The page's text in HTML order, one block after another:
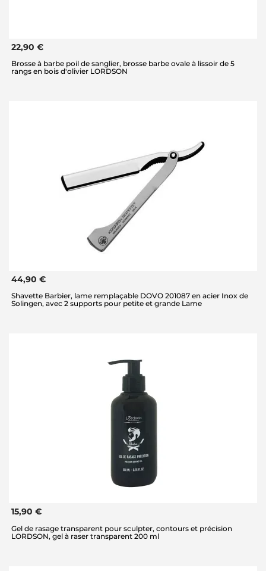
22,90 €
Brosse à barbe poil de sanglier, brosse barbe ovale à lissoir de 5
rangs en bois d'olivier LORDSON
44,90 €
Shavette Barbier, lame remplaçable DOVO 201087 en acier Inox de
Solingen, avec 2 supports pour petite et grande Lame
15,90 €
Gel de rasage transparent pour sculpter, contours et précision
LORDSON, gel à raser transparent 200 ml